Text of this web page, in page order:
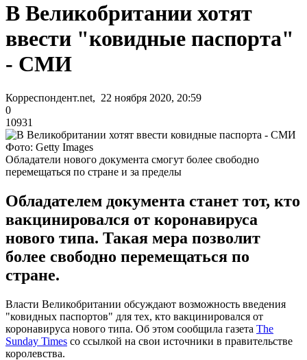
В Великобритании хотят
ввести "ковидные паспорта"
- СМИ
Корреспондент.net, 22 ноября 2020, 20:59
0
10931
Фото: Getty Images
Обладатели нового документа смогут более свободно
перемещаться по стране и за пределы
Обладателем документа станет тот, кто
вакцинировался от коронавируса
нового типа. Такая мера позволит
более свободно перемещаться по
стране.
Власти Великобритании обсуждают возможность введения
"ковидных паспортов" для тех, кто вакцинировался от
коронавируса нового типа. Об этом сообщила газета The
Sunday Times со ссылкой на свои источники в правительстве
королевства.